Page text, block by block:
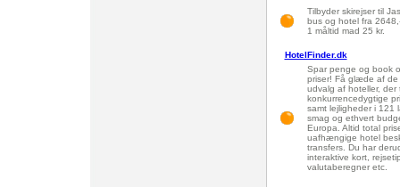
Tilbyder skirejser til
bus og hotel fra
1 måltid mad 25 kr.
HotelFinder.dk
Spar penge og book
priser! Få glæde af de
udvalg af hoteller, der
konkurrencedygtige
samt lejligheder i 121
smag og ethvert
Europa. Altid total
uafhængige hotel
transfers. Du har
interaktive kort,
valutaberegner etc.